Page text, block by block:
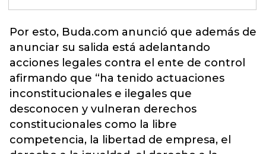
Por esto, Buda.com anunció que además de
anunciar su salida está adelantando
acciones legales contra el ente de control
afirmando que “ha tenido actuaciones
inconstitucionales e ilegales que
desconocen y vulneran derechos
constitucionales como la libre
competencia, la libertad de empresa, el